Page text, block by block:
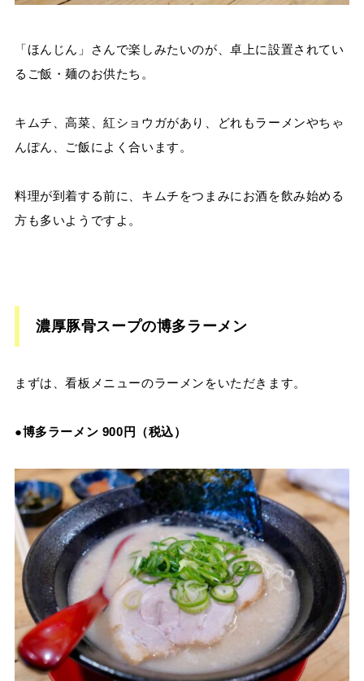
「ほんじん」さんで楽しみたいのが、卓上に設置されてい
るご飯・麺のお供たち。
キムチ、高菜、紅ショウガがあり、どれもラーメンやちゃ
んぽん、ご飯によく合います。
料理が到着する前に、キムチをつまみにお酒を飲み始める
方も多いようですよ。
濃厚豚骨スープの博多ラーメン
まずは、看板メニューのラーメンをいただきます。
●博多ラーメン 900円（税込）